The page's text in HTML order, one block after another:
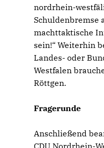
nordrhein-
Schuldenbremse
machttaktische
sein!“ Weiterhin
Landes- oder
Westfalen
Röttgen.
Fragerunde
Anschließend
CDU Nordrhein-